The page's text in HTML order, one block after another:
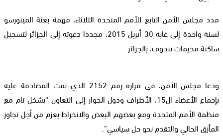
مدد مجلس الأمن التابع للأمم المتحدة الثلاثاء، مهمة بعثة المينورسو
لسنة واحدة إلى غاية 30 أبريل 2015، مجددا دعوته إلى الجزائر لتسجيل
ساكنة مخيمات تندوف، بالجزائر.
ودعا مجلس الأمن، في قراره رقم 2152 الذي تمت المصادقة عليه
بإجماع الأعضاء ال15، الأطراف ودول الجوار إلى التعاون “بشكل تام مع
منظمة الأمم المتحدة ومع بعضهم البعض والانخراط بعزم من أجل تجاوز
المأزق الحالي والتقدم نحو حل سياسي”.